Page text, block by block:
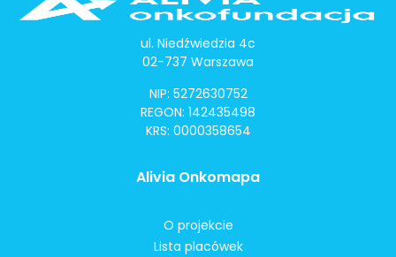
ul. Niedźwiedzia 4c
02-737 Warszawa
NIP: 5272630752
REGON: 142435498
KRS: 0000358654
Alivia Onkomapa
O projekcie
Lista placówek